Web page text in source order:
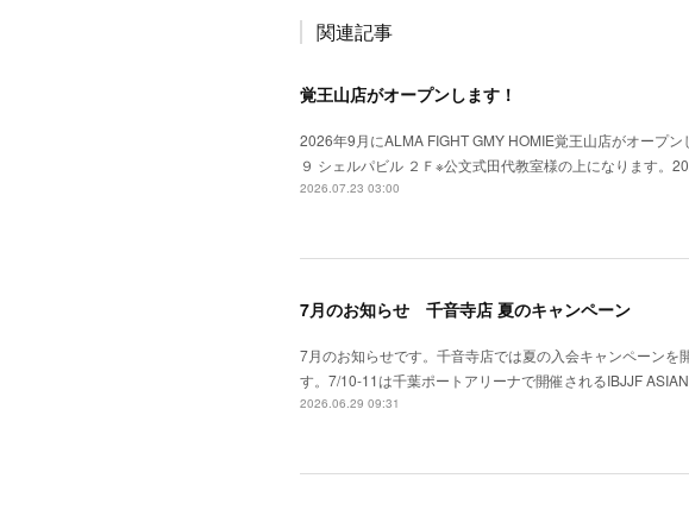
関連記事
覚王山店がオープンします！
2026年9月にALMA FIGHT GMY HOMIE覚王山店がオープ
９ シェルパビル ２Ｆ※公文式田代教室様の上になります
2026.07.23 03:00
7月のお知らせ 千音寺店 夏のキャンペーン
7月のお知らせです。千音寺店では夏の入会キャンペーン
す。7/10-11は千葉ポートアリーナで開催されるIBJJF
2026.06.29 09:31